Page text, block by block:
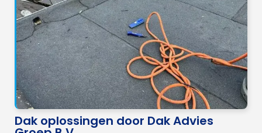
Dak oplossingen door Dak Advies